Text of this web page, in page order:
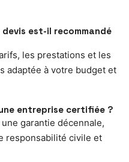
est-il recommandé
les prestations et les
adaptée à votre budget et
entreprise certifiée ?
garantie décennale,
responsabilité civile et